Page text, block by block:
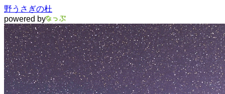
野うさぎの杜
powered by